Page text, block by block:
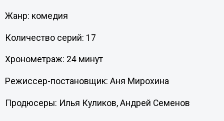
Жанр: комедия
Количество серий: 17
Хронометраж: 24 минут
Режиссер-постановщик: Аня Мирохина
Продюсеры: Илья Куликов, Андрей Семенов